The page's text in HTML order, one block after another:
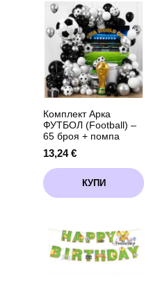
Комплект Арка
ФУТБОЛ (Football) –
65 броя + помпа
13,24€
КУПИ